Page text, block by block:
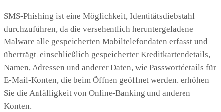
SMS-Phishing ist eine Möglichkeit, Identitätsdiebstahl
durchzuführen, da die versehentlich heruntergeladene
Malware alle gespeicherten Mobiltelefondaten erfasst und
überträgt, einschließlich gespeicherter Kreditkartendetails,
Namen, Adressen und anderer Daten, wie Passwortdetails für
E-Mail-Konten, die beim Öffnen geöffnet werden. erhöhen
Sie die Anfälligkeit von Online-Banking und anderen
Konten.